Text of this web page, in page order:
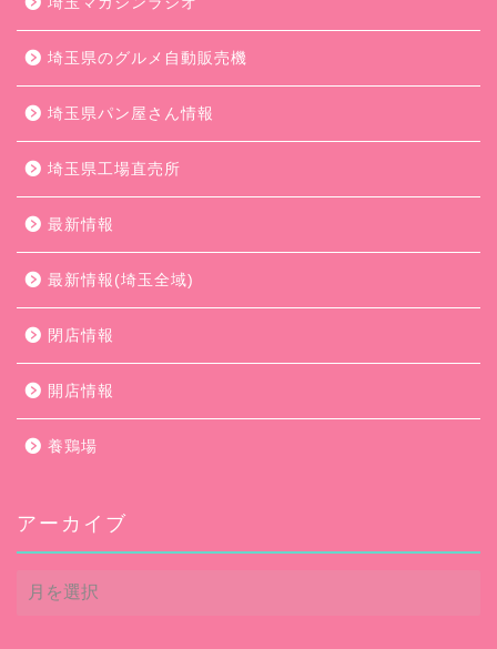
埼玉県のグルメ自動販売機
埼玉県パン屋さん情報
埼玉県工場直売所
最新情報
最新情報(埼玉全域)
閉店情報
開店情報
養鶏場
アーカイブ
ア
ー